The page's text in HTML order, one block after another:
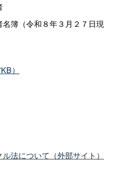
簿（令和８年３月２７日現
）
法について（外部サイト）